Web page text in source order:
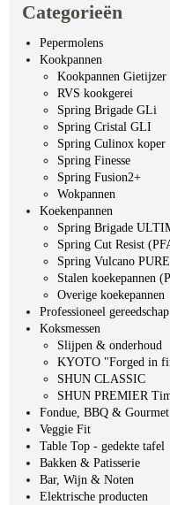
Categorieën
Pepermolens
Kookpannen
Kookpannen Gietijzer
RVS kookgerei
Spring Brigade GLi
Spring Cristal GLI
Spring Culinox koper
Spring Finesse
Spring Fusion2+
Wokpannen
Koekenpannen
Spring Brigade
Spring Cut Resist
Spring Vulcano
Stalen koekepannen
Overige koekepannen
Professioneel gereedschap
Koksmessen
Slijpen & onderhoud
KYOTO "Forged in
SHUN CLASSIC
SHUN PREMIER
Fondue, BBQ & Gourmet
Veggie Fit
Table Top - gedekte tafel
Bakken & Patisserie
Bar, Wijn & Noten
Elektrische producten